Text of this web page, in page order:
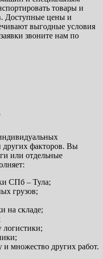
товары и
Доступные цены и
выгодные условия
звоните нам по
других факторов. Вы
или отдельные
СПб – Тула;
грузов;
на складе;
логистики;
и множество других работ.